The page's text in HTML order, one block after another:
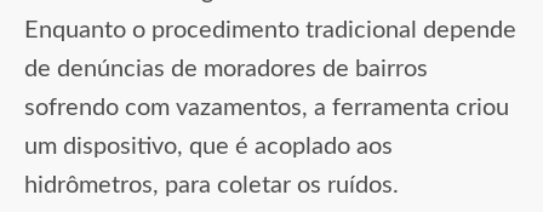
Enquanto o procedimento tradicional depende
de denúncias de moradores de bairros
sofrendo com vazamentos, a ferramenta criou
um dispositivo, que é acoplado aos
hidrômetros, para coletar os ruídos.